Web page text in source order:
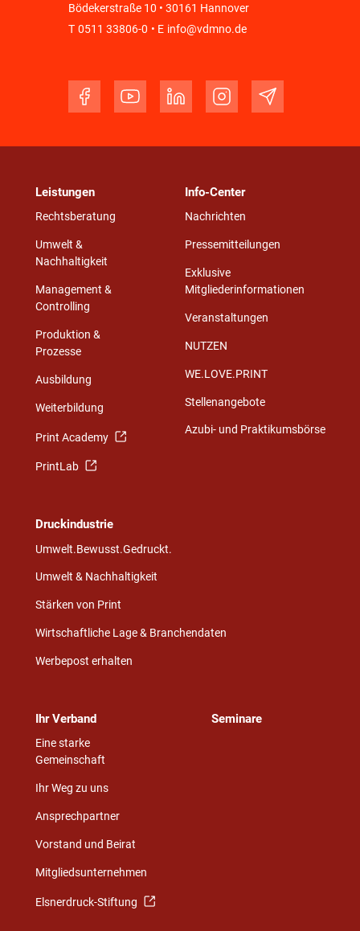
Bödekerstraße 10 • 30161 Hannover
T 0511 33806-0 • E info@vdmno.de
Leistungen
Rechtsberatung
Umwelt &
Nachhaltigkeit
Management &
Controlling
Produktion &
Prozesse
Ausbildung
Weiterbildung
Print Academy
PrintLab
Info-Center
Nachrichten
Pressemitteilungen
Exklusive
Mitgliederinformationen
Veranstaltungen
NUTZEN
WE.LOVE.PRINT
Stellenangebote
Azubi- und Praktikumsbörse
Druckindustrie
Umwelt.Bewusst.Gedruckt.
Umwelt & Nachhaltigkeit
Stärken von Print
Wirtschaftliche Lage & Branchendaten
Werbepost erhalten
Ihr Verband
Eine starke
Gemeinschaft
Ihr Weg zu uns
Ansprechpartner
Vorstand und Beirat
Mitgliedsunternehmen
Elsnerdruck-Stiftung
Seminare